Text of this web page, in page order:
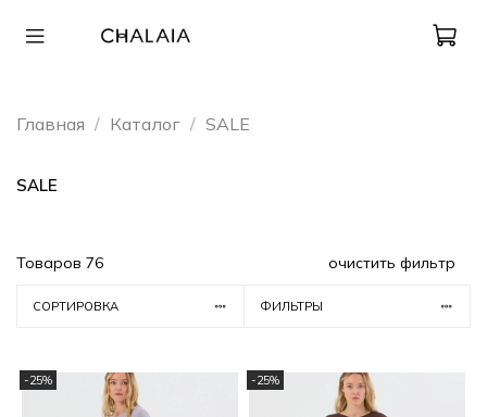
Главная Каталог SALE
SALE
Товаров 76 очистить фильтр
СОРТИРОВКА ФИЛЬТРЫ
-25% -25%